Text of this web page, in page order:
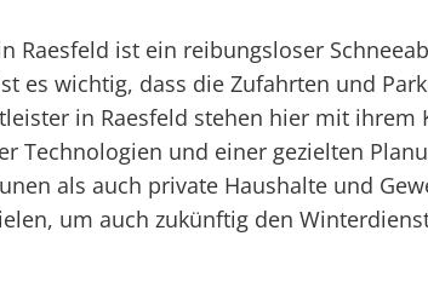
Raesfeld ist ein reibungsloser
es wichtig, dass die Zufahrten und
in Raesfeld stehen hier mit
Technologien und einer gezielten
als auch private Haushalte und
um auch zukünftig den